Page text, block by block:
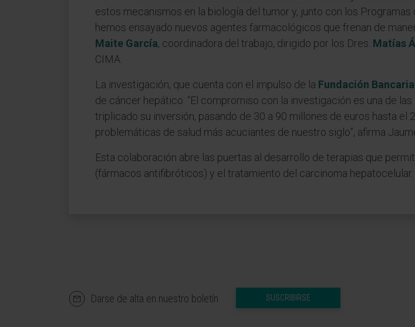
estos mecanismos en la biología del tumor y, junto con los
hemos ensayado nuevos agentes farmacológicos que frenan de
Maite García, coordinadora del trabajo, dirigido por los Dres. Matías
CIMA.
La investigación, que cuenta con el impulso de la Fundación Bancaria
de cáncer hepático. “El compromiso con la investigación es una de las
triplicado su inversión, pasando de 30 a 90 millones de euros hasta el
problemáticas de salud más acuciantes de nuestro siglo”, afirma
Esta colaboración abre las puertas al desarrollo de terapias que
(fármacos antifibróticos) y el tratamiento del carcinoma hepatocelular.
Darse de alta en nuestro boletín SUSCRIBIRSE